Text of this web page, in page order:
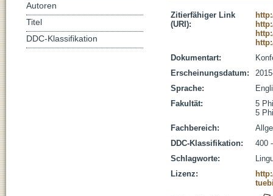
Zitierfähiger Link
(URI):
Dokumentart:
Erscheinungsdatum:
Sprache:
Fakultät:
5
5
Fachbereich:
DDC-Klassifikation:
400
Schlagworte:
Lizenz:
Autoren
Titel
DDC-Klassifikation